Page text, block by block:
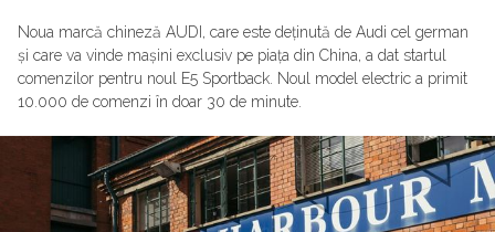
Noua marcă chineză AUDI, care este deținută de Audi cel german
și care va vinde mașini exclusiv pe piața din China, a dat startul
comenzilor pentru noul E5 Sportback. Noul model electric a primit
10.000 de comenzi în doar 30 de minute.